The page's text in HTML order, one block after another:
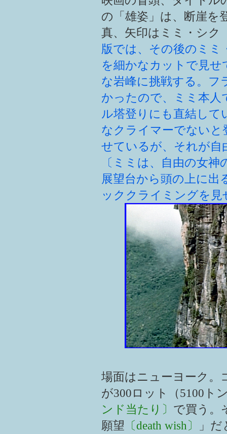
の「雄姿」は、断崖を
真、矢印はミミ・シク
版では、その後のミミ
を細かなカットで見
な岩峰に挑戦する。フ
かったので、ミミ本
ル塔登りにも直結して
なクライマーでない
せているが、それが自
〔ミミは、自由の女
展望台から頭の上に出
ッククライミングを
場面はニューヨーク。
が300ロット（5100ト
ンド当たり〕 で買う。
願望 〔death wish〕
」